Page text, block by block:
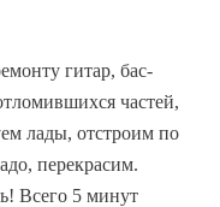
гитар, бас-
частей,
лады, отстроим по
перекрасим.
Всего 5 минут